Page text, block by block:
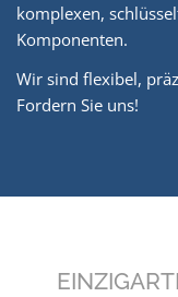
komplexen,
Komponenten.
Wir sind flexibel,
Fordern Sie uns!